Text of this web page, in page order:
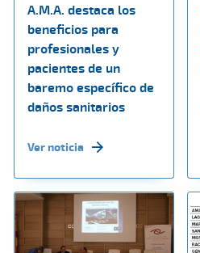
A.M.A. destaca los
beneficios para
profesionales y
pacientes de un
baremo específico de
daños sanitarios
Ver noticia